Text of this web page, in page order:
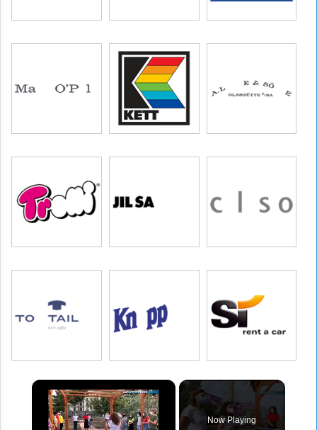
×
Now Playing